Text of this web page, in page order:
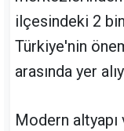
ilçesindeki 2
Türkiye'nin
arasında yer
Modern altyapı